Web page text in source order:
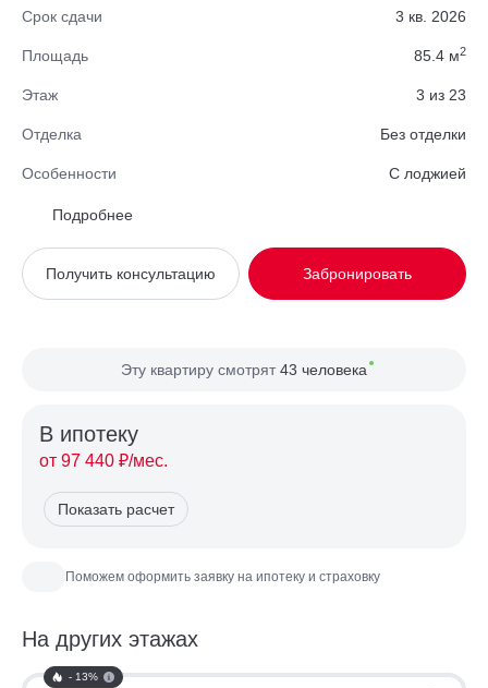
Срок сдачи 3 кв. 2026
Площадь 85.4 м2
Этаж 3 из 23
Отделка Без отделки
Особенности C лоджией
Район
Вид из окна На улицу
Планировка Угловая
Подробнее
Забронировать
Получить консультацию
Эту квартиру смотрят 43 человека
В ипотекy
от 97 440 ₽/мес.
Показать расчет
Поможем оформить заявку на ипотеку и страховку
На других этажах
- 13%